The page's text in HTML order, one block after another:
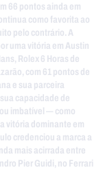
66 pontos ainda em
como favorita ao
pelo contrário. A
uma vitória em Austin
Rolex 6 Horas de
com 61 pontos de
e sua parceira
capacidade de
imbatível — como
vitória dominante em
credenciou a marca a
mais acirrada entre
Pier Guidi, no Ferrari